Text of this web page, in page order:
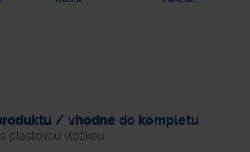
/ vhodné do kompletu
plastovou vložkou